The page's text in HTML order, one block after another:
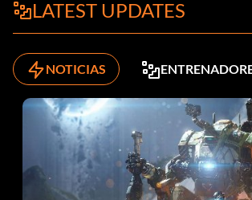
LATEST UPDATES
NOTICIAS